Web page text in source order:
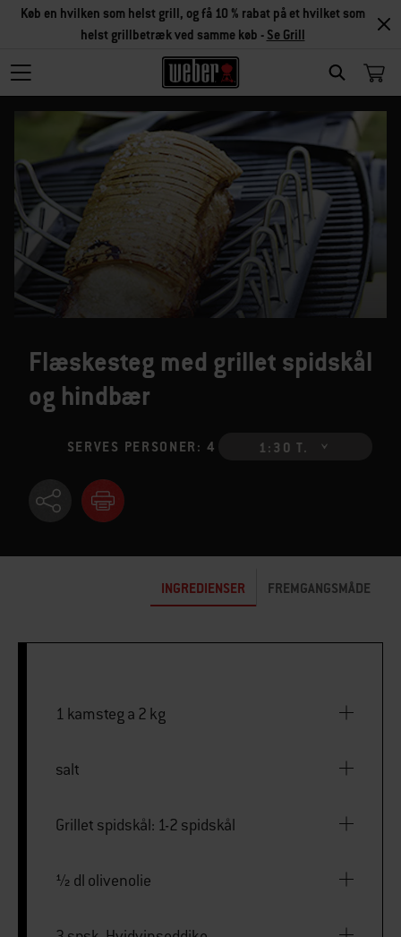
SEARCH
Køb en hvilken som helst grill, og få 10 % rabat på et hvilket som
helst grillbetræk ved samme køb - Se Grill
Flæskesteg med grillet spidskål
og hindbær
SERVES PERSONER: 4 1:30 T.
INGREDIENSER FREMGANGSMÅDE
1 kamsteg a 2 kg
salt
Grillet spidskål: 1-2 spidskål
½ dl olivenolie